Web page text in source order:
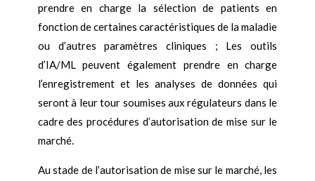
prendre en charge la sélection de patients en
fonction de certaines caractéristiques de la maladie
ou d’autres paramètres cliniques ; Les outils
d’IA/ML peuvent également prendre en charge
l’enregistrement et les analyses de données qui
seront à leur tour soumises aux régulateurs dans le
cadre des procédures d’autorisation de mise sur le
marché.
Au stade de l’autorisation de mise sur le marché, les